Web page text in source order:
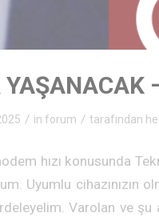
/ in forum / tarafından
hızı konusunda
Uyumlu cihazınızın
Varolan ve şu